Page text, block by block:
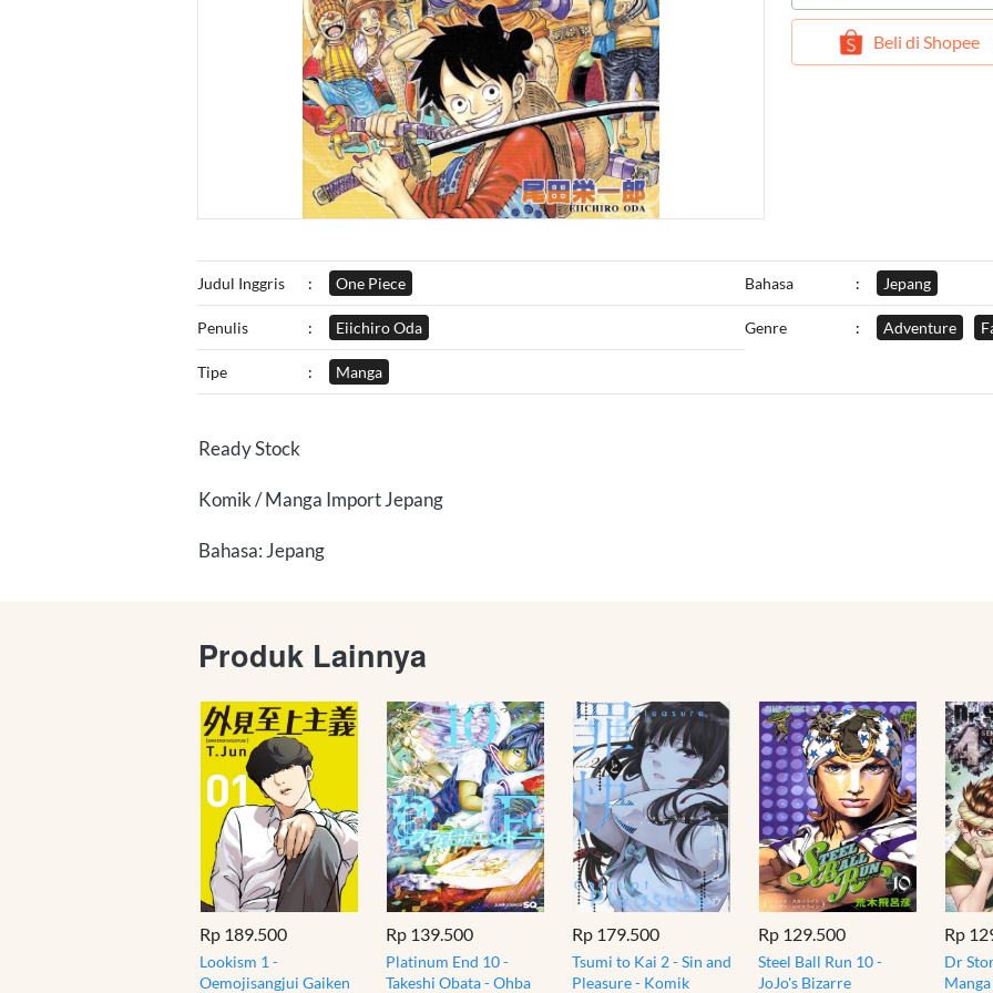
` Beli di Shopee
Judul Inggris : One Piece Bahasa : Jepang
Penulis : Eiichiro Oda Genre : Adventure
Tipe : Manga
Ready Stock
Komik / Manga Import Jepang
Bahasa: Jepang
Produk Lainnya
Rp 189.500
Lookism 1 -
Oemojisangjui Gaiken
Rp 139.500
Platinum End 10 -
Takeshi Obata - Ohba
Rp 179.500
Tsumi to Kai 2 - Sin and
Pleasure - Komik
Rp 129.500
Steel Ball Run 10 -
JoJo's Bizarre
Rp
Dr